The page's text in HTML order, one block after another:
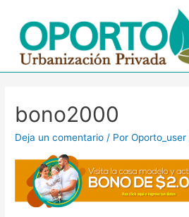
contenido
bono2000
Deja un comentario / PorOporto_user
entradas